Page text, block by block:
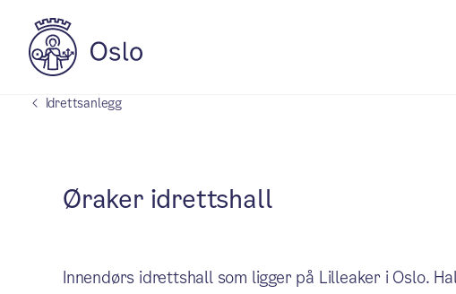
Idrettsanlegg
Øraker idrettshall
Innendørs idrettshall som ligger på Lilleaker i Oslo.